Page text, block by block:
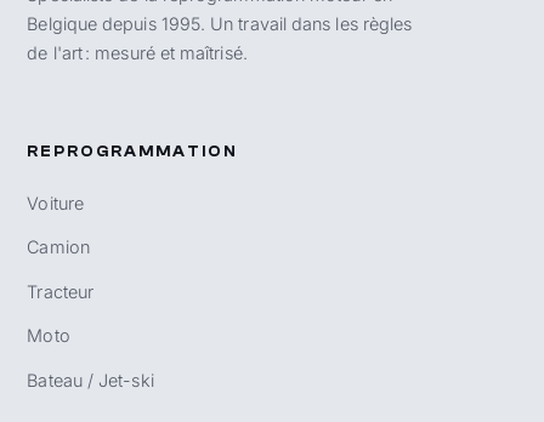
Belgique depuis 1995. Un travail dans les règles
de l'art : mesuré et maîtrisé.
REPROGRAMMATION
Voiture
Camion
Tracteur
Moto
Bateau / Jet-ski